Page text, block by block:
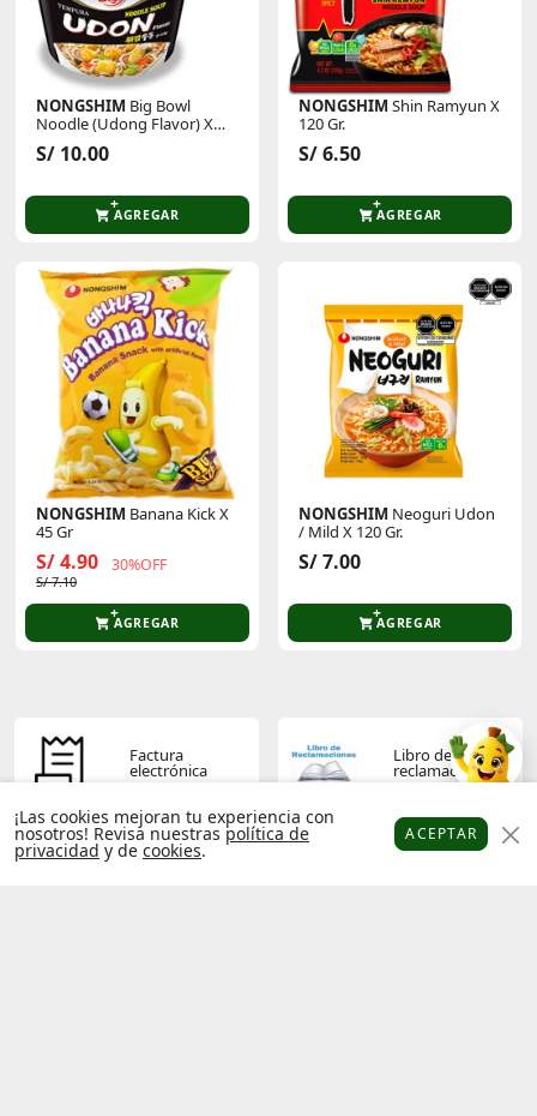
NONGSHIM Big Bowl
Noodle (Udong Flavor) X
111 Gr
S/ 10.00
AGREGAR
NONGSHIM Shin Ramyun X
120 Gr.
S/ 6.50
AGREGAR
NONGSHIM Banana Kick X
45 Gr
S/ 4.90 30%OFF
S/ 7.10
AGREGAR
NONGSHIM Neoguri Udon
/ Mild X 120 Gr.
S/ 7.00
AGREGAR
Factura
electrónica
Libro de
reclamaciones
Términos y
Platanitos Favoritos
¡Las cookies mejoran tu experiencia con
nosotros! Revisa nuestras política de
privacidad y de cookies.
ACEPTAR